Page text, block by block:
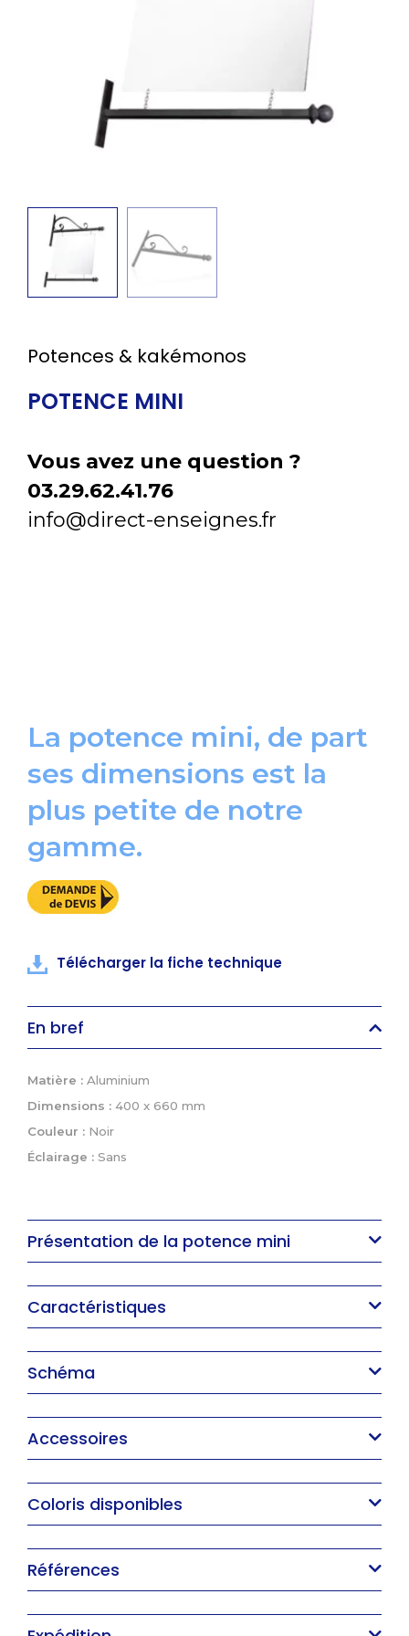
Potences & kakémonos
POTENCE MINI
Vous avez une question ?
03.29.62.41.76
info@direct-enseignes.fr
La potence mini, de part
ses dimensions est la
plus petite de notre
gamme.
Télécharger la fiche technique
En bref
Matière : Aluminium
Dimensions : 400 x 660 mm
Couleur : Noir
Éclairage : Sans
Présentation de la potence mini
Caractéristiques
Schéma
Accessoires
Coloris disponibles
Références